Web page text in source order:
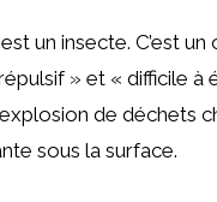
un insecte. C’est
» et « difficile à
de déchets
sous la surface.